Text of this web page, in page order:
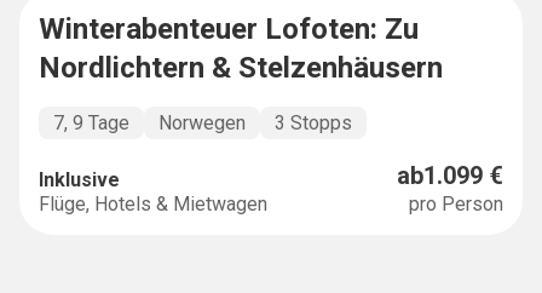
BUCKETLIST
Winterabenteuer Lofoten: Zu
Nordlichtern & Stelzenhäusern
7, 9 Tage Norwegen 3 Stopps
Inklusive
Flüge, Hotels & Mietwagen
ab1.099 €
pro Person